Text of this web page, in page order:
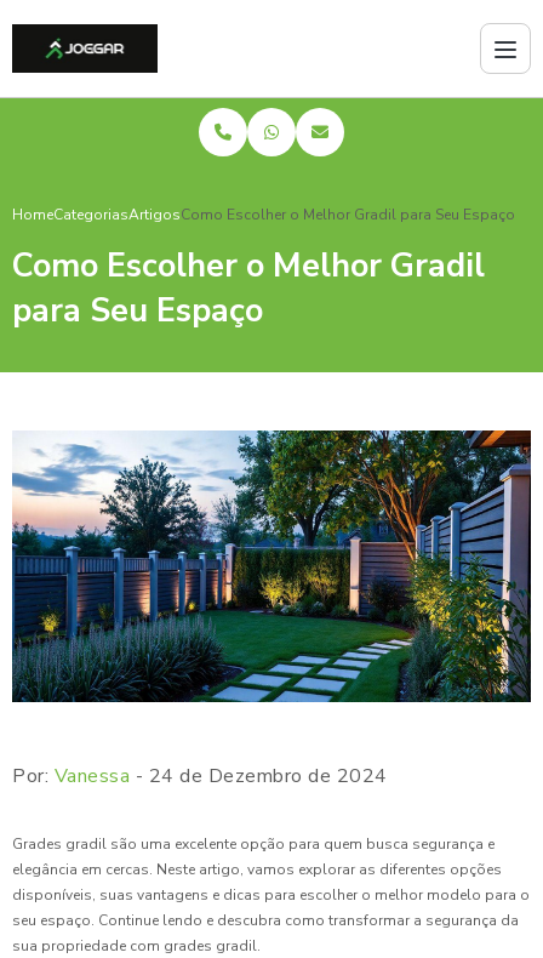
HomeCategoriasArtigosComo Escolher o Melhor Gradil para Seu Espaço
Como Escolher o Melhor Gradil
para Seu Espaço
Por: Vanessa - 24 de Dezembro de 2024
Grades gradil são uma excelente opção para quem busca segurança e
elegância em cercas. Neste artigo, vamos explorar as diferentes opções
disponíveis, suas vantagens e dicas para escolher o melhor modelo para o
seu espaço. Continue lendo e descubra como transformar a segurança da
sua propriedade com grades gradil.